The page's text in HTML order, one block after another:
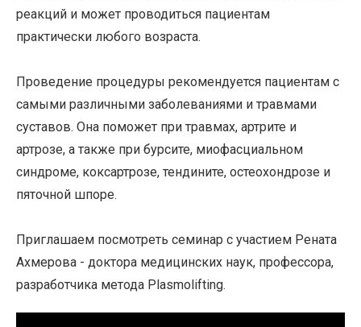
реакций и может проводиться пациентам
практически любого возраста.
Проведение процедуры рекомендуется пациентам с
самыми различными заболеваниями и травмами
суставов. Она поможет при травмах, артрите и
артрозе, а также при бурсите, миофасциальном
синдроме, коксартрозе, тендините, остеохондрозе и
пяточной шпоре.
Приглашаем посмотреть семинар с участием Рената
Ахмерова - доктора медицинских наук, профессора,
разработчика метода Plasmolifting.